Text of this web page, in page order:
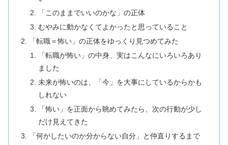
「このままでいいのかな」の正体
むやみに動かなくてよかったと思っていること
「転職＝怖い」の正体をゆっくり見つめてみた
「転職が怖い」の中身、実はこんなにいろいろあり
ました
未来が怖いのは、「今」を大事にしているからかも
しれない
「怖い」を正面から眺めてみたら、次の行動が少し
だけ見えてきた
「何がしたいのか分からない自分」と仲直りするまで